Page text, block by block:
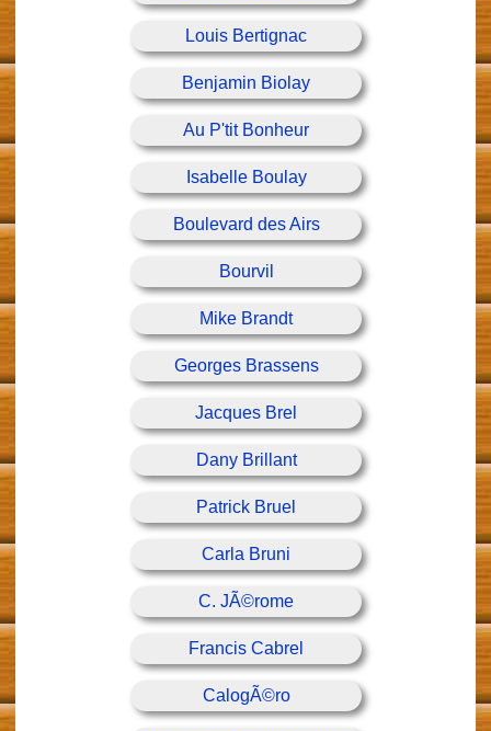
Louis Bertignac
Benjamin Biolay
Au P'tit Bonheur
Isabelle Boulay
Boulevard des Airs
Bourvil
Mike Brandt
Georges Brassens
Jacques Brel
Dany Brillant
Patrick Bruel
Carla Bruni
C. JÃ©rome
Francis Cabrel
CalogÃ©ro